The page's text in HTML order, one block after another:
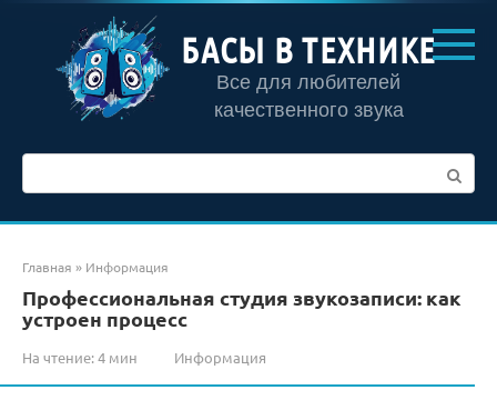
контенту
БАСЫ В ТЕХНИКЕ
Все для любителей
качественного звука
Главная » Информация
Профессиональная студия звукозаписи: как
устроен процесс
На чтение:4 мин Информация